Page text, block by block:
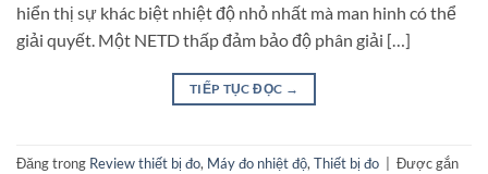
hiển thị sự khác biệt nhiệt độ nhỏ nhất mà man hinh có thể
giải quyết. Một NETD thấp đảm bảo độ phân giải […]
TIẾP TỤC ĐỌC →
Đăng trong Review thiết bị đo, Máy đo nhiệt độ,Thiết bị đo
Được gắn